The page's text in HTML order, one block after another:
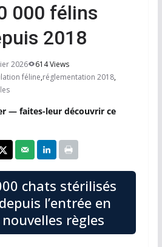
000 félins
2018
2026
614 Views
féline,réglementation 2018,
— faites-leur découvrir ce
chats stérilisés
l’entrée en
règles